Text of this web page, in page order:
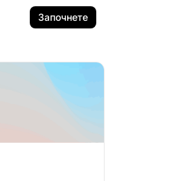
Започнете